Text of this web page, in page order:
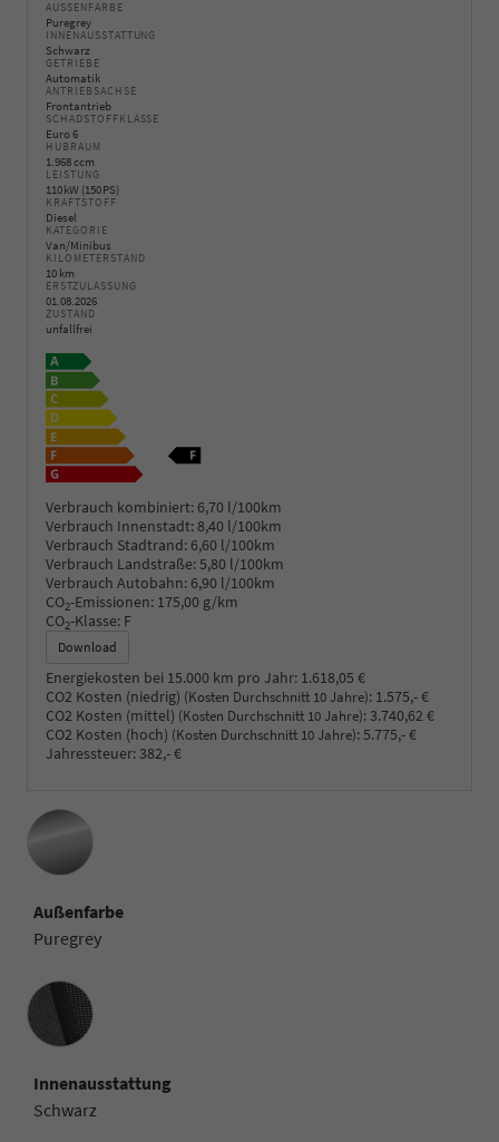
AUSSENFARBE
Puregrey
INNENAUSSTATTUNG
Schwarz
GETRIEBE
Automatik
ANTRIEBSACHSE
Frontantrieb
SCHADSTOFFKLASSE
Euro 6
HUBRAUM
1.968 ccm
LEISTUNG
110 kW (150 PS)
KRAFTSTOFF
Diesel
KATEGORIE
Van/Minibus
KILOMETERSTAND
10 km
ERSTZULASSUNG
01.08.2026
ZUSTAND
unfallfrei
Verbrauch kombiniert: 6,70 l/100km
Verbrauch Innenstadt:8,40 l/100km
Verbrauch Stadtrand: 6,60 l/100km
Verbrauch Landstraße:5,80 l/100km
Verbrauch Autobahn: 6,90 l/100km
CO2-Emissionen: 175,00 g/km
CO2-Klasse: F
Download
Energiekosten bei 15.000 km pro Jahr: 1.618,05 €
CO2 Kosten (niedrig) (Kosten Durchschnitt 10 Jahre): 1.575,- €
CO2 Kosten (mittel) (Kosten Durchschnitt 10 Jahre):3.740,62 €
CO2 Kosten (hoch) (Kosten Durchschnitt 10 Jahre):5.775,- €
Jahressteuer:382,- €
Außenfarbe
Puregrey
Innenausstattung
Innenausstattung
Schwarz